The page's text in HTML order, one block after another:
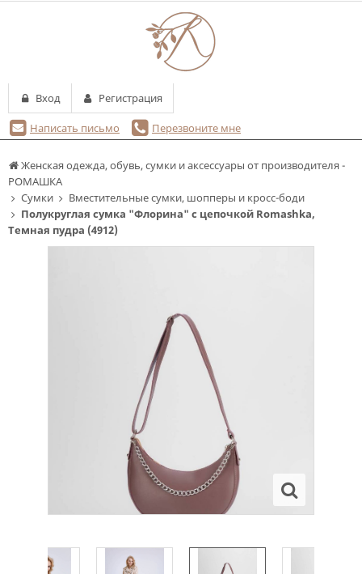
Женская одежда, обувь, сумки и аксессуары от производителя -
РОМАШКА
Сумки
Вместительные сумки, шопперы и кросс-боди
Полукруглая сумка "Флорина" с цепочкой Romashka,
Темная пудра (4912)
Написать письмо Перезвоните мне
Вход Регистрация